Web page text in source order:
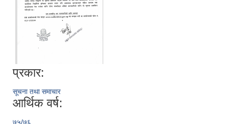
प्रकार:
सूचना तथा समाचार
आर्थिक वर्ष:
७५/७६